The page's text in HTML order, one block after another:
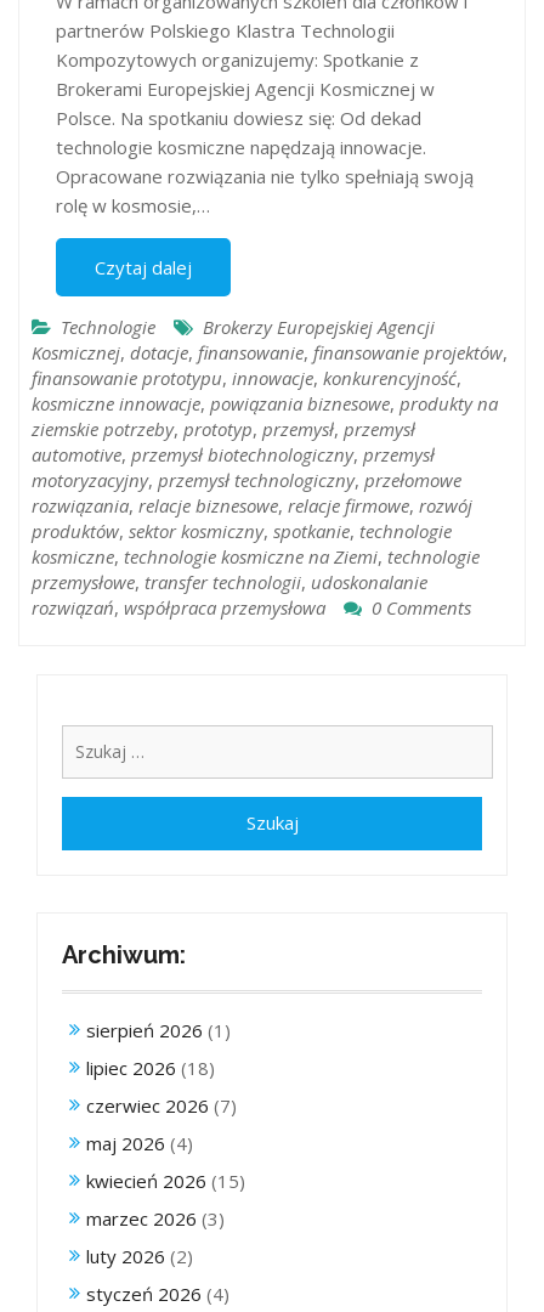
partnerów Polskiego Klastra Technologii
Kompozytowych organizujemy: Spotkanie z
Brokerami Europejskiej Agencji Kosmicznej w
Polsce. Na spotkaniu dowiesz się: Od dekad
technologie kosmiczne napędzają innowacje.
Opracowane rozwiązania nie tylko spełniają swoją
rolę w kosmosie,…
Czytaj dalej
Technologie
Brokerzy Europejskiej Agencji
Kosmicznej, dotacje, finansowanie, finansowanie projektów,
finansowanie prototypu, innowacje, konkurencyjność,
kosmiczne innowacje, powiązania biznesowe, produkty na
ziemskie potrzeby, prototyp, przemysł, przemysł
automotive, przemysł biotechnologiczny, przemysł
motoryzacyjny, przemysł technologiczny, przełomowe
rozwiązania, relacje biznesowe, relacje firmowe, rozwój
produktów, sektor kosmiczny, spotkanie, technologie
kosmiczne, technologie kosmiczne na Ziemi, technologie
przemysłowe, transfer technologii, udoskonalanie
rozwiązań, współpraca przemysłowa 0 Comments
Archiwum:
sierpień 2026 (1)
lipiec 2026 (18)
czerwiec 2026 (7)
maj 2026 (4)
kwiecień 2026 (15)
marzec 2026 (3)
luty 2026 (2)
styczeń 2026 (4)